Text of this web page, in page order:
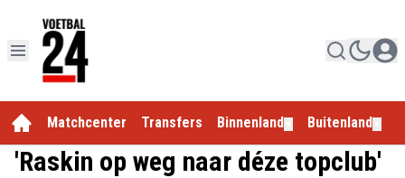
Matchcenter Transfers Binnenland Buitenland
'Raskin op weg naar déze topclub'